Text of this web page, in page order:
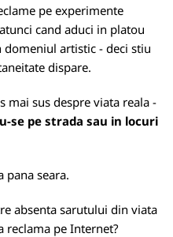
pe experimente
cand aduci in platou
artistic - deci stiu
dispare.
mai sus despre viata reala -
se pe strada sau in locuri
pana seara.
absenta sarutului din viata
reclama pe Internet?